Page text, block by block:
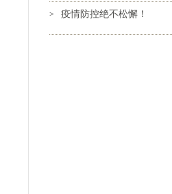
> 疫情防控绝不松懈！